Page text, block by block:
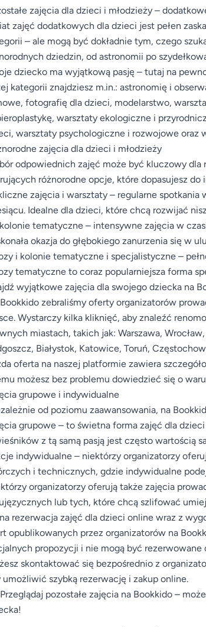
zajęcia dla dzieci i młodzieży –
zajęć dodatkowych dla dzieci jest pełen
– ale mogą być dokładnie tym, czego
dziedzin, od astronomii po
dziecko ma wyjątkową pasję – tutaj na
kategorii znajdziesz m.in.: astronomię i
fotografię dla dzieci, modelarstwo,
warsztaty ekologiczne i
warsztaty psychologiczne i rozwojowe oraz
zajęcia dla dzieci i młodzieży
odpowiednich zajęć może być kluczowy
różnorodne opcje, które dopasujesz
zajęcia i warsztaty – regularne spotkania
Idealne dla dzieci, które chcą rozwijać
tematyczne – intensywne zajęcia w
okazja do głębokiego zanurzenia się w
i kolonie tematyczne i specjalistyczne –
tematyczne to coraz popularniejsza forma
wyjątkowe zajęcia dla swojego dziecka na
zebraliśmy oferty organizatorów
Wystarczy kilka kliknięć, aby znaleźć
miastach, takich jak: Warszawa,
Białystok, Katowice, Toruń,
oferta na naszej platformie zawiera
możesz bez problemu dowiedzieć się o
grupowe i indywidualne
od poziomu zaawansowania, na
grupowe – to świetna forma zajęć dla
z tą samą pasją jest często wartością
indywidualne – niektórzy organizatorzy
i technicznych, gdzie indywidualne
organizatorzy oferują także zajęcia
lub tych, które chcą szlifować
rezerwacja zajęć dla dzieci online wraz z
opublikowanych przez organizatorów na
propozycji i nie mogą być
skontaktować się bezpośrednio z
umożliwić szybką rezerwację i zakup online.
pozostałe zajęcia na Bookkido –